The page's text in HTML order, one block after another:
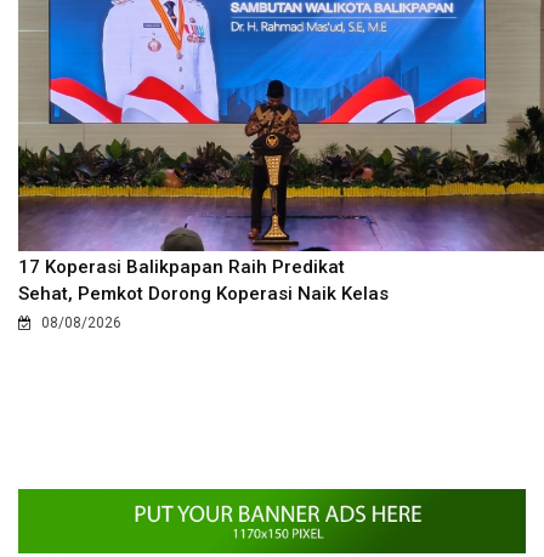
17 Koperasi Balikpapan Raih Predikat
Sehat, Pemkot Dorong Koperasi Naik Kelas
08/08/2026